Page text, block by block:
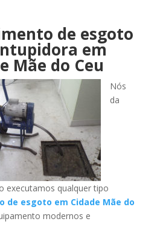
de esgoto
em
Mãe do Ceu
Nós
da
executamos qualquer tipo
de esgoto em Cidade Mãe do
modernos e